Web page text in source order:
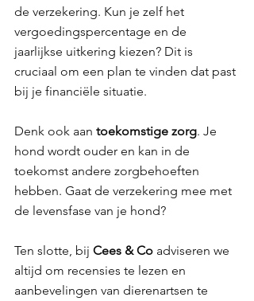
de verzekering. Kun je zelf het
vergoedingspercentage en de
jaarlijkse uitkering kiezen? Dit is
cruciaal om een plan te vinden dat past
bij je financiële situatie.
Denk ook aan toekomstige zorg. Je
hond wordt ouder en kan in de
toekomst andere zorgbehoeften
hebben. Gaat de verzekering mee met
de levensfase van je hond?
Ten slotte, bij Cees & Co adviseren we
altijd om recensies te lezen en
aanbevelingen van dierenartsen te